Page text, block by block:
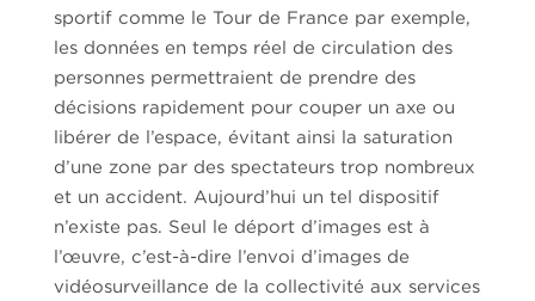
sportif comme le Tour de France par exemple,
les données en temps réel de circulation des
personnes permettraient de prendre des
décisions rapidement pour couper un axe ou
libérer de l’espace, évitant ainsi la saturation
d’une zone par des spectateurs trop nombreux
et un accident. Aujourd’hui un tel dispositif
n’existe pas. Seul le déport d’images est à
l’œuvre, c’est-à-dire l’envoi d’images de
vidéosurveillance de la collectivité aux services